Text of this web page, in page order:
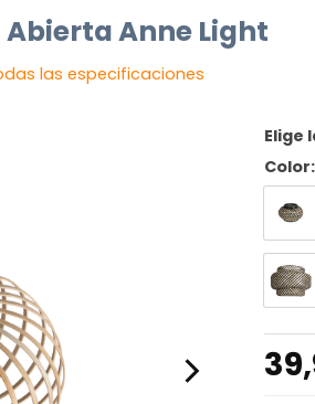
Anne Light
las especificaciones
Elige
Color: